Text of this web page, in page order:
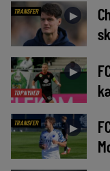
TRANSFER ►
TOPNYHED
►
TRANSFER ►